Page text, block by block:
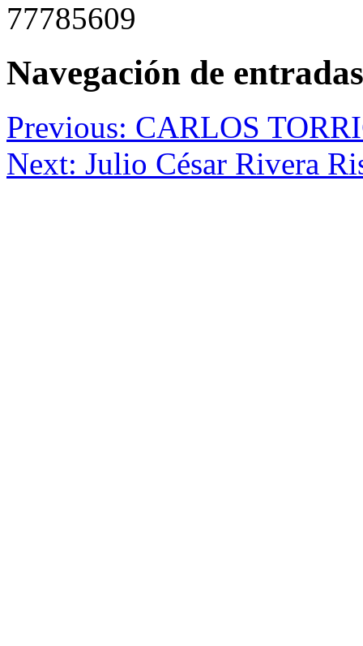
77785609
Navegación de entradas
Previous: CARLOS
Next: Julio César Rivera